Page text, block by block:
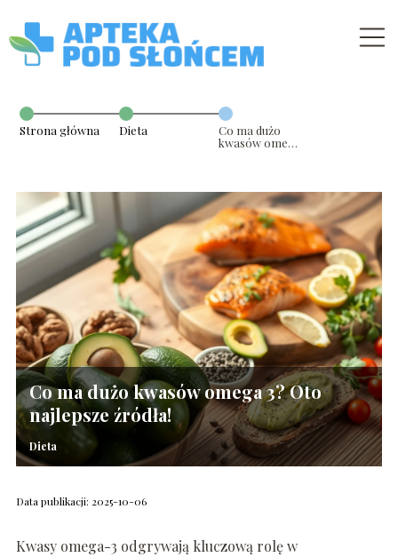
Strona główna Dieta
Co ma dużo
kwasów omega
Co ma dużo kwasów omega 3? Oto
najlepsze źródła!
Dieta
Data publikacji: 2025-10-06
Kwasy omega-3 odgrywają kluczową rolę w